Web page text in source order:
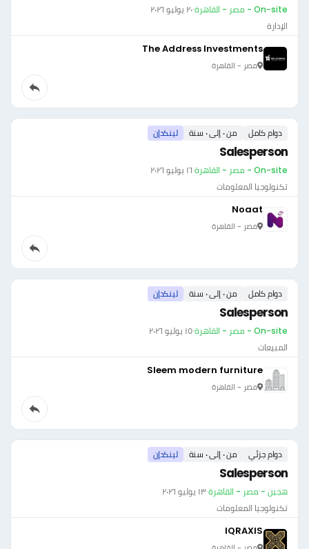
On-site - مصر - القاهرة ·٢٠ يوليو ٢٠٢٦
الإدارة
The Address Investments
مصر - القاهرة
دوام كامل من ٠ إلى ٠ سنة لينكدإن
Salesperson
On-site - مصر - القاهرة ·١٦ يوليو ٢٠٢٦
تكنولوجيا المعلومات
Noaat
مصر - القاهرة
دوام كامل من ٠ إلى ٠ سنة لينكدإن
Salesperson
On-site - مصر - القاهرة ·١٥ يوليو ٢٠٢٦
المبيعات
Sleem modern furniture
مصر - القاهرة
دوام جزئي من ٠ إلى ٠ سنة لينكدإن
Salesperson
هجين - مصر - القاهرة·١٣ يوليو ٢٠٢٦
تكنولوجيا المعلومات
IQRAXIS